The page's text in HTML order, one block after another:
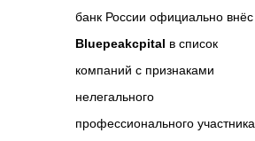
банк России официально внёс
Bluepeakcpital в список
компаний с признаками
нелегального
профессионального участника